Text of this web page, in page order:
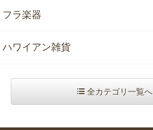
フラ楽器
ハワイアン雑貨
全カテゴリ一覧へ